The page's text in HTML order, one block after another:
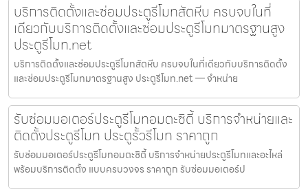
บริการติดตั้งและซ่อมประตูรีโมทสัตหีบ ครบจบในที่
เดียวกับบริการติดตั้งและซ่อมประตูรีโมทมาตรฐานสูง
ประตูรีโมท.net
บริการติดตั้งและซ่อมประตูรีโมทสัตหีบ ครบจบในที่เดียวกับบริการติดตั้ง
และซ่อมประตูรีโมทมาตรฐานสูง ประตูรีโมท.net — จำหน่าย
รับซ่อมมอเตอร์ประตูรีโมทอมตะซิตี้ บริการจำหน่ายและ
ติดตั้งประตูรีโมท ประตูรั้วรีโมท ราคาถูก
รับซ่อมมอเตอร์ประตูรีโมทอมตะซิตี้ บริการจำหน่ายประตูรีโมทและอะไหล่
พร้อมบริการติดตั้ง แบบครบวงจร ราคาถูก รับซ่อมมอเตอร์ป